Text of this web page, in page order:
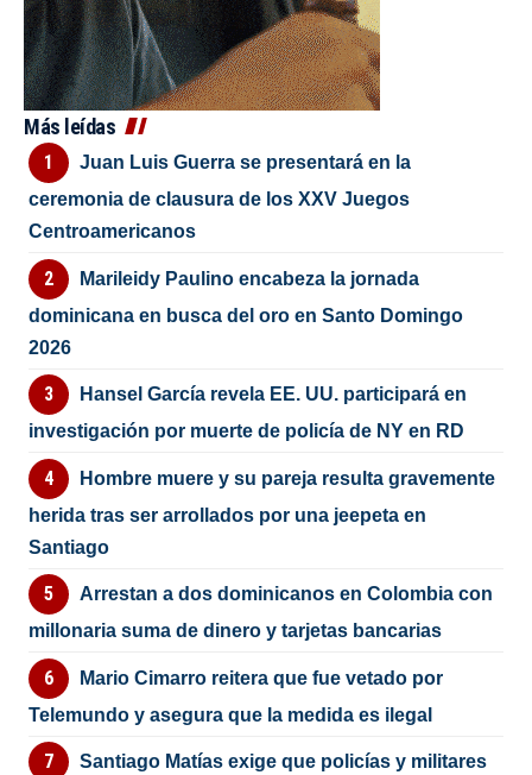
Más leídas
Juan Luis Guerra se presentará en la
ceremonia de clausura de los XXV Juegos
Centroamericanos
Marileidy Paulino encabeza la jornada
dominicana en busca del oro en Santo Domingo
2026
Hansel García revela EE. UU. participará en
investigación por muerte de policía de NY en RD
Hombre muere y su pareja resulta gravemente
herida tras ser arrollados por una jeepeta en
Santiago
Arrestan a dos dominicanos en Colombia con
millonaria suma de dinero y tarjetas bancarias
Mario Cimarro reitera que fue vetado por
Telemundo y asegura que la medida es ilegal
Santiago Matías exige que policías y militares